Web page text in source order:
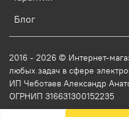
Блог
2016 - 2026 © Интернет-
любых задач в сфере
ИП Чеботаев Александр
ОГРНИП 316631300152235